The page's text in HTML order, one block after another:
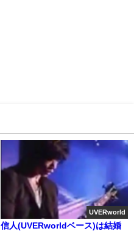
UVERworld
信人(UVERworldベース)は結婚